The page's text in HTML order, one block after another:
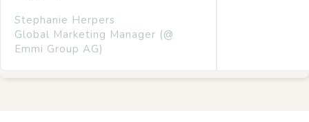
Stephanie Herpers
Global Marketing Manager (@
Emmi Group AG)